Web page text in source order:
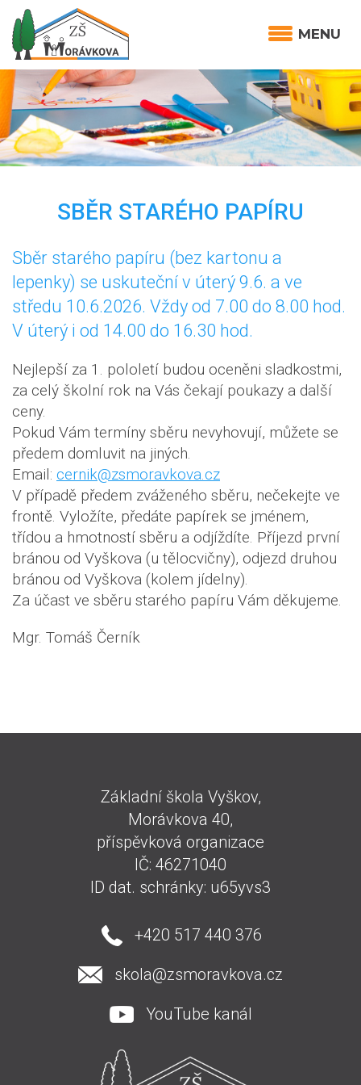
MENU
SBĚR STARÉHO PAPÍRU
Sběr starého papíru (bez kartonu a
lepenky) se uskuteční v úterý 9.6. a ve
středu 10.6.2026. Vždy od 7.00 do 8.00 hod.
V úterý i od 14.00 do 16.30 hod.
Nejlepší za 1. pololetí budou oceněni sladkostmi,
za celý školní rok na Vás čekají poukazy a další
ceny.
Pokud Vám termíny sběru nevyhovují, můžete se
předem domluvit na jiných.
Email: cernik@zsmoravkova.cz
V případě předem zváženého sběru, nečekejte ve
frontě. Vyložíte, předáte papírek se jménem,
třídou a hmotností sběru a odjíždíte. Příjezd první
bránou od Vyškova (u tělocvičny), odjezd druhou
bránou od Vyškova (kolem jídelny).
Za účast ve sběru starého papíru Vám děkujeme.
Mgr. Tomáš Černík
Základní škola Vyškov,
Morávkova 40,
příspěvková organizace
IČ: 46271040
ID dat. schránky: u65yvs3
+420 517 440 376
skola@zsmoravkova.cz
YouTube kanál